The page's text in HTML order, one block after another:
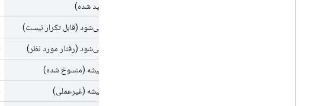
ثابت (تأیید شده)
درست نمی‌شود (قابل تکرار نیست)
درست نمی‌شود (رفتار مورد نظر)
درست نمیشه (منسوخ شده)
درست نمیشه (غیرعملی)